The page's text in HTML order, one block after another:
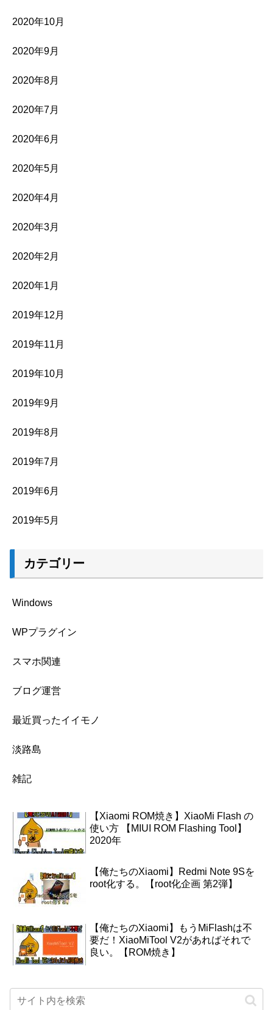
2020年10月
2020年9月
2020年8月
2020年7月
2020年6月
2020年5月
2020年4月
2020年3月
2020年2月
2020年1月
2019年12月
2019年11月
2019年10月
2019年9月
2019年8月
2019年7月
2019年6月
2019年5月
カテゴリー
Windows
WPプラグイン
スマホ関連
ブログ運営
最近買ったイイモノ
淡路島
雑記
【Xiaomi ROM焼き】XiaoMi Flash の
使い方 【MIUI ROM Flashing Tool】
2020年
【俺たちのXiaomi】Redmi Note 9Sを
root化する。【root化企画 第2弾】
【俺たちのXiaomi】もうMiFlashは不
要だ！XiaoMiTool V2があればそれで
良い。【ROM焼き】